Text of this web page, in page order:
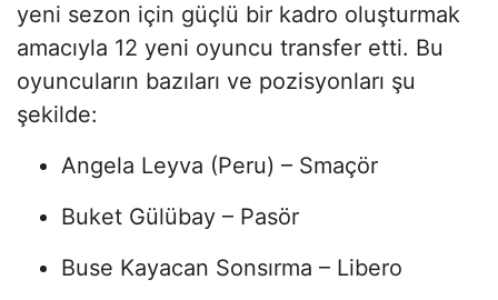
yeni sezon için güçlü bir kadro oluşturmak
amacıyla 12 yeni oyuncu transfer etti. Bu
oyuncuların bazıları ve pozisyonları şu
şekilde:
Angela Leyva (Peru) – Smaçör
Buket Gülübay – Pasör
Buse Kayacan Sonsırma – Libero